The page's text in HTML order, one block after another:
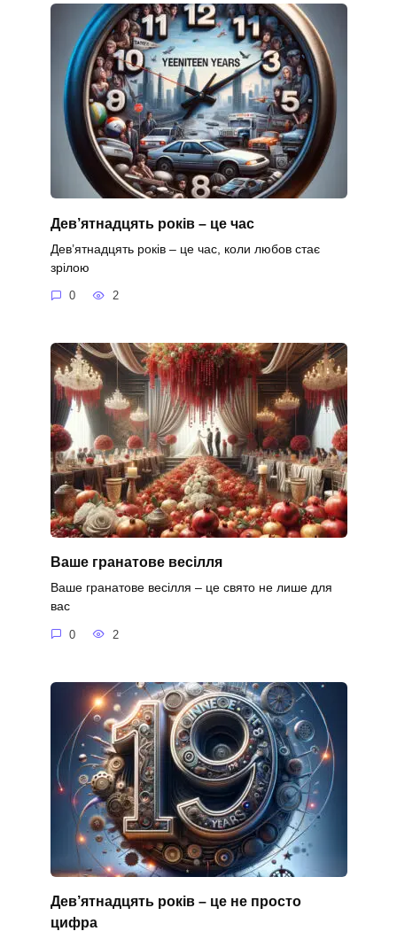
Дев’ятнадцять років – це час
Дев’ятнадцять років – це час, коли любов стає
зрілою
0 2
Ваше гранатове весілля
Ваше гранатове весілля – це свято не лише для
вас
0 2
Дев’ятнадцять років – це не просто
цифра